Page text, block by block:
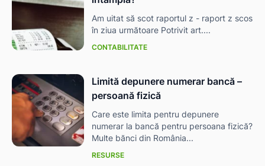
Am uitat să scot raportul z - raport z scos
în ziua următoare Potrivit art....
CONTABILITATE
Limită depunere numerar bancă –
persoană fizică
Care este limita pentru depunere
numerar la bancă pentru persoana fizică?
Multe bănci din România...
RESURSE